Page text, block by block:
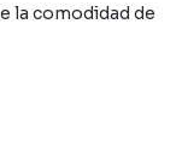
la comodidad de